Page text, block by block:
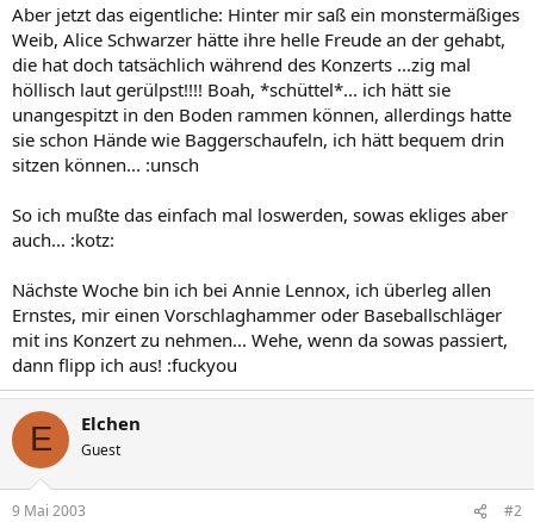
Aber jetzt das eigentliche: Hinter mir saß ein monstermäßiges
Weib, Alice Schwarzer hätte ihre helle Freude an der gehabt,
die hat doch tatsächlich während des Konzerts ...zig mal
höllisch laut gerülpst!!!! Boah, *schüttel*... ich hätt sie
unangespitzt in den Boden rammen können, allerdings hatte
sie schon Hände wie Baggerschaufeln, ich hätt bequem drin
sitzen können... :unsch
So ich mußte das einfach mal loswerden, sowas ekliges aber
auch... :kotz:
Nächste Woche bin ich bei Annie Lennox, ich überleg allen
Ernstes, mir einen Vorschlaghammer oder Baseballschläger
mit ins Konzert zu nehmen... Wehe, wenn da sowas passiert,
dann flipp ich aus! :fuckyou
E Elchen
Guest
9 Mai 2003 #2